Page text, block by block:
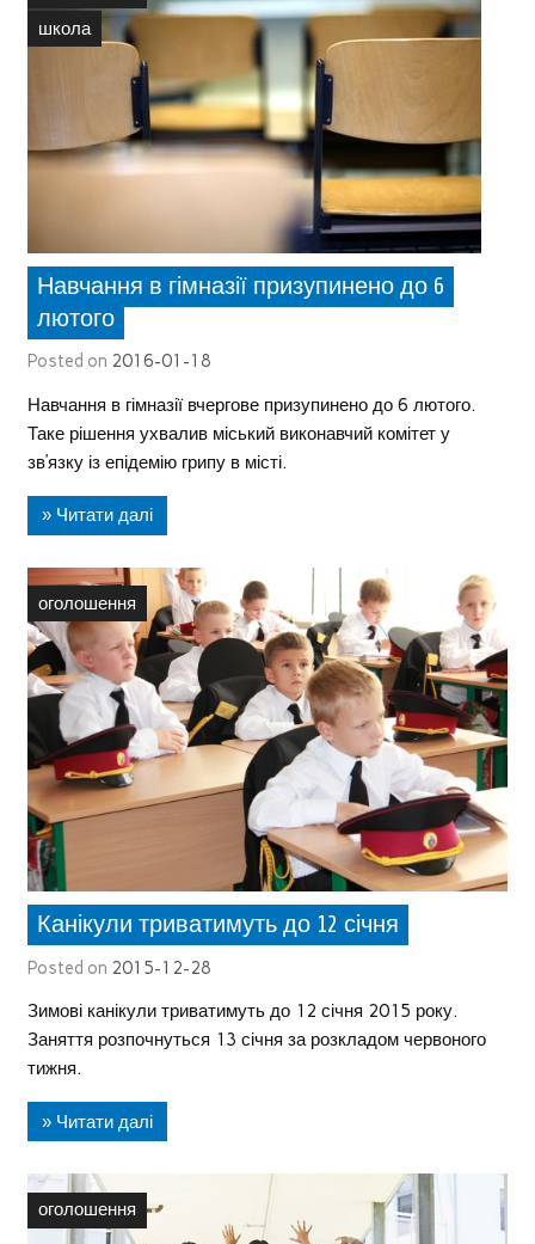
школа
Навчання в гімназії призупинено до 6
лютого
Posted on 2016-01-18
Навчання в гімназії вчергове призупинено до 6 лютого.
Таке рішення ухвалив міський виконавчий комітет у
зв’язку із епідемію грипу в місті.
» Читати далі
оголошення
Канікули триватимуть до 12 січня
Posted on 2015-12-28
Зимові канікули триватимуть до 12 січня 2015 року.
Заняття розпочнуться 13 січня за розкладом червоного
тижня.
» Читати далі
оголошення